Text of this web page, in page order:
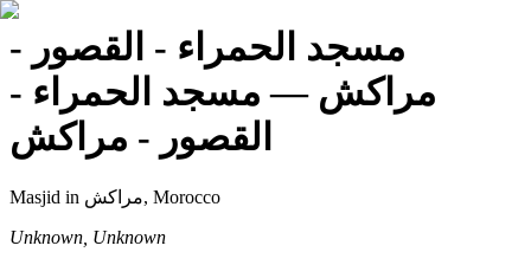
مسجد الحمراء - القصور -
مراكش — مسجد الحمراء -
القصور - مراكش
Masjid
in مراكش, Morocco
Unknown, Unknown